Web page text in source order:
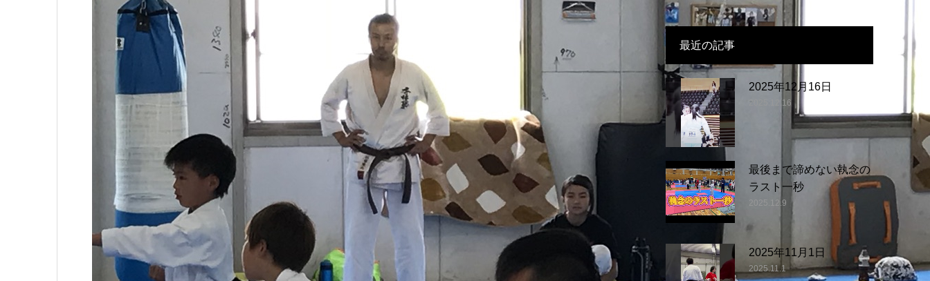
最近の記事
2025年12月16日
2025.12.16
最後まで諦めない執念の
ラスト一秒
2025.12.9
2025年11月1日
2025.11.1